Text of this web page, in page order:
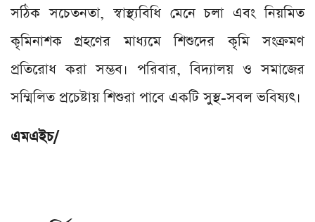
সঠিক সচেতনতা, স্বাস্থ্যবিধি মেনে চলা এবং নিয়মিত
কৃমিনাশক গ্রহণের মাধ্যমে শিশুদের কৃমি সংক্রমণ
প্রতিরোধ করা সম্ভব। পরিবার, বিদ্যালয় ও সমাজের
সম্মিলিত প্রচেষ্টায় শিশুরা পাবে একটি সুস্থ-সবল ভবিষ্যৎ।
এমএইচ/